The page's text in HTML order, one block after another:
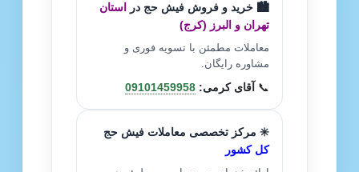
🏙️ خرید و فروش فیش حج در
استان
تهران و البرز (کرج)
معاملات مطمئن با تسویه فوری و
مشاوره رایگان.
📞 آقای کرمی: 09101459958
✳️ مرکز تخصصی معاملات فیش حج
کل کشور